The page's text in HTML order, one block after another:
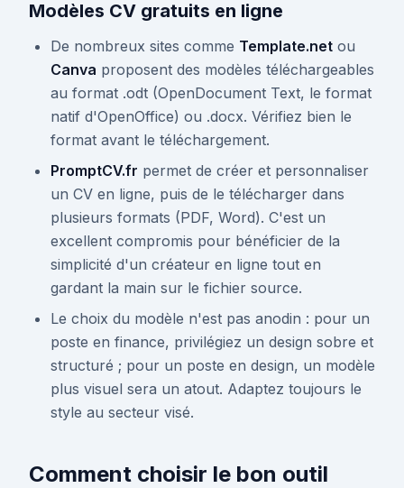
Modèles CV gratuits en ligne
De nombreux sites comme Template.net ou
Canva proposent des modèles téléchargeables
au format .odt (OpenDocument Text, le format
natif d'OpenOffice) ou .docx. Vérifiez bien le
format avant le téléchargement.
PromptCV.fr permet de créer et personnaliser
un CV en ligne, puis de le télécharger dans
plusieurs formats (PDF, Word). C'est un
excellent compromis pour bénéficier de la
simplicité d'un créateur en ligne tout en
gardant la main sur le fichier source.
Le choix du modèle n'est pas anodin : pour un
poste en finance, privilégiez un design sobre et
structuré ; pour un poste en design, un modèle
plus visuel sera un atout. Adaptez toujours le
style au secteur visé.
Comment choisir le bon outil